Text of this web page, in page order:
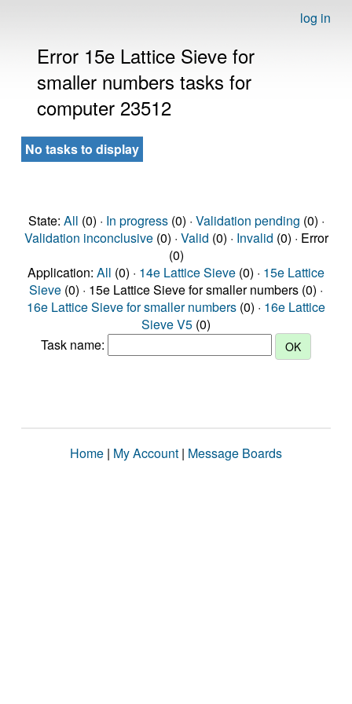
log in
Error 15e Lattice Sieve for
smaller numbers tasks for
computer 23512
No tasks to display
State: All (0) · In progress(0) · Validation pending (0) ·
Validation inconclusive(0) · Valid (0) · Invalid (0) · Error
(0)
Application: All (0) · 14e Lattice Sieve (0) · 15e Lattice
Sieve (0) · 15e Lattice Sieve for smaller numbers (0) ·
16e Lattice Sieve for smaller numbers (0) · 16e Lattice
Sieve V5 (0)
Task name:
Home | My Account | Message Boards